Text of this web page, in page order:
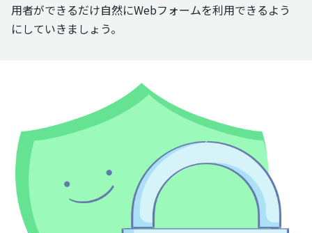
用者ができるだけ自然にWebフォームを利用できるよう
にしていきましょう。